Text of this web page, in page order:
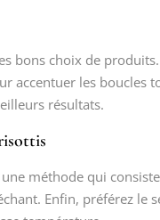
bons choix de
accentuer les boucles
résultats.
méthode qui
Enfin, préférez le